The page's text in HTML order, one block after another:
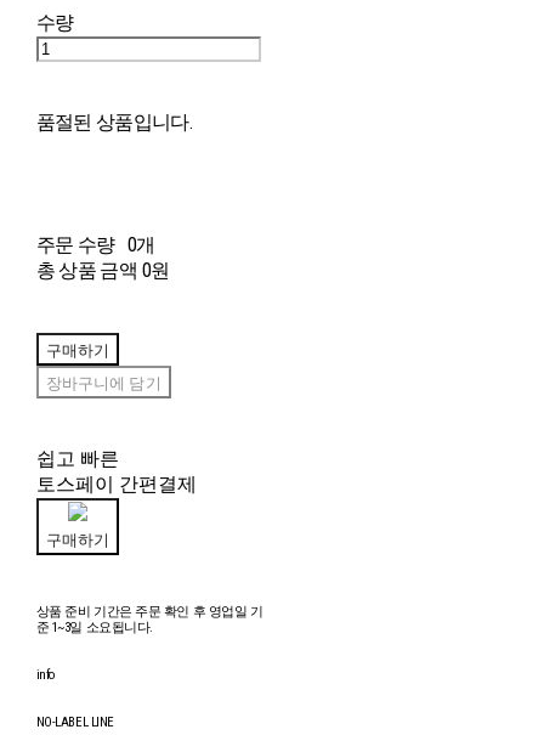
수량
품절된 상품입니다.
주문 수량 0개
총 상품 금액 0원
구매하기
장바구니에 담기
쉽고 빠른
토스페이 간편결제
구매하기
상품 준비 기간은 주문 확인 후 영업일 기
준 1~3일 소요됩니다.
info
NO-LABEL LINE